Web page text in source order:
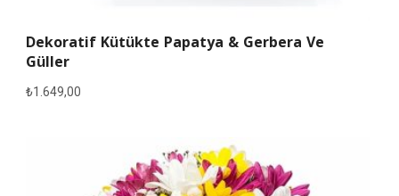
Dekoratif Kütükte Papatya & Gerbera Ve
Güller
₺1.649,00